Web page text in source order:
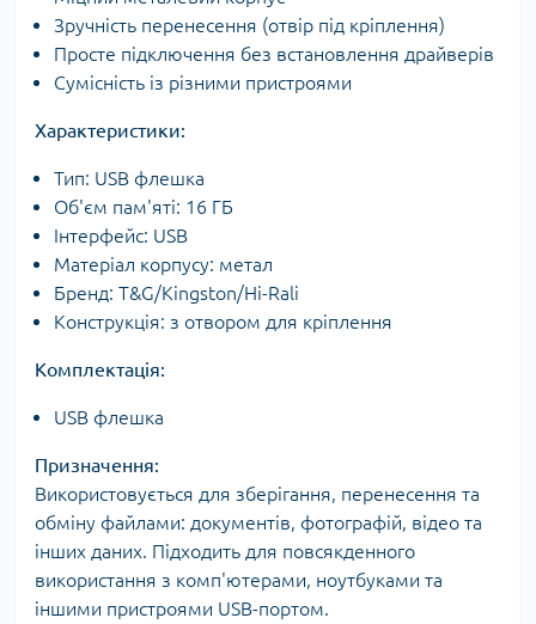
Зручність перенесення (отвір під кріплення)
Просте підключення без встановлення драйверів
Сумісність із різними пристроями
Характеристики:
Тип: USB флешка
Об'єм пам'яті: 16 ГБ
Інтерфейс: USB
Матеріал корпусу: метал
Бренд: T&G/Kingston/Hi-Rali
Конструкція: з отвором для кріплення
Комплектація:
USB флешка
Призначення:
Використовується для зберігання, перенесення та
обміну файлами: документів, фотографій, відео та
інших даних. Підходить для повсякденного
використання з комп'ютерами, ноутбуками та
іншими пристроями USB-портом.